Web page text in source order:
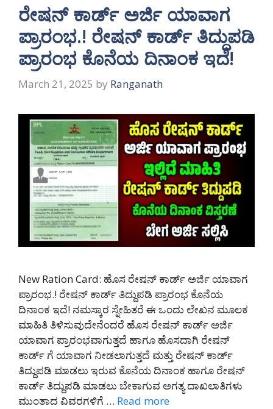
ರೇಷನ್ ಕಾರ್ಡ್ ಅರ್ಜಿ ಯಾವಾಗ
ಪ್ರಾರಂಭ.! ರೇಷನ್ ಕಾರ್ಡ್ ತಿದ್ದುಪಡಿ
ಪ್ರಾರಂಭ ಕೊನೆಯ ದಿನಾಂಕ ಇದೆ!
March 21, 2025 by Ranganath
New Ration Card: ಹೊಸ ರೇಷನ್ ಕಾರ್ಡ್ ಅರ್ಜಿ ಯಾವಾಗ
ಪ್ರಾರಂಭ.! ರೇಷನ್ ಕಾರ್ಡ್ ತಿದ್ದುಪಡಿ ಪ್ರಾರಂಭ ಕೊನೆಯ
ದಿನಾಂಕ ಇದೆ! ನಮಸ್ಕಾರ ಸ್ನೇಹಿತರೆ ಈ ಒಂದು ಲೇಖನ ಮೂಲಕ
ಮಾಹಿತಿ ತಿಳಿಸುವುದೇನೆಂದರೆ ಹೊಸ ರೇಷನ್ ಕಾರ್ಡ್ ಅರ್ಜಿ
ಯಾವಾಗ ಪ್ರಾರಂಭವಾಗುತ್ತದೆ ಹಾಗೂ ಹೊಸದಾಗಿ ರೇಷನ್
ಕಾರ್ಡ್ ಗೆ ಯಾವಾಗ ನೀಡಲಾಗುತ್ತದೆ ಮತ್ತು ರೇಷನ್ ಕಾರ್ಡ್
ತಿದ್ದುಪಡಿ ಮಾಡಲು ಇರುವ ಕೊನೆಯ ದಿನಾಂಕ ಹಾಗೂ ರೇಷನ್
ಕಾರ್ಡ್ ತಿದ್ದುಪಡಿ ಮಾಡಲು ಬೇಕಾಗುವ ಅಗತ್ಯ ದಾಖಲಾತಿಗಳು
ಮುಂತಾದ ವಿವರಗಳಿಗೆ … Read more